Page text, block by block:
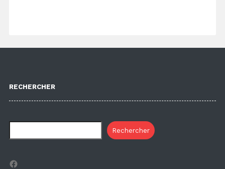
RECHERCHER
Rechercher
Facebook